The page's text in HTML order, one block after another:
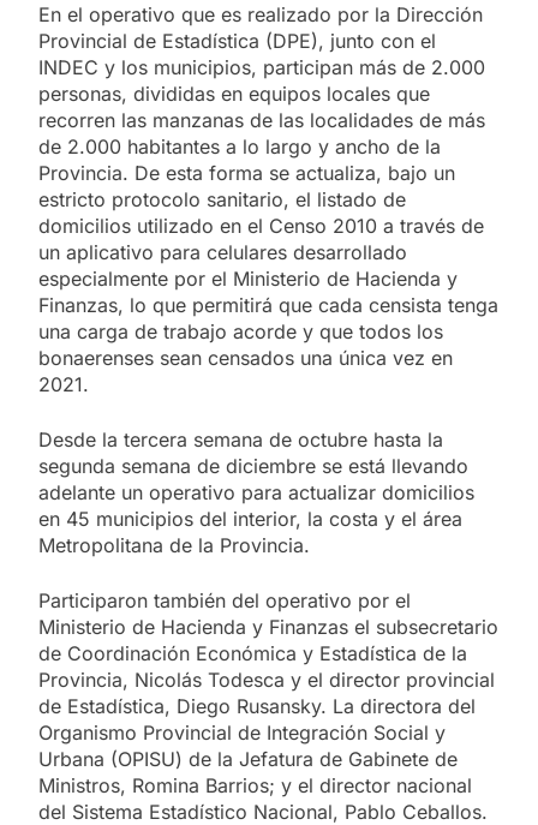
En el operativo que es realizado por la Dirección
Provincial de Estadística (DPE), junto con el
INDEC y los municipios, participan más de 2.000
personas, divididas en equipos locales que
recorren las manzanas de las localidades de más
de 2.000 habitantes a lo largo y ancho de la
Provincia. De esta forma se actualiza, bajo un
estricto protocolo sanitario, el listado de
domicilios utilizado en el Censo 2010 a través de
un aplicativo para celulares desarrollado
especialmente por el Ministerio de Hacienda y
Finanzas, lo que permitirá que cada censista tenga
una carga de trabajo acorde y que todos los
bonaerenses sean censados una única vez en
2021.
Desde la tercera semana de octubre hasta la
segunda semana de diciembre se está llevando
adelante un operativo para actualizar domicilios
en 45 municipios del interior, la costa y el área
Metropolitana de la Provincia.
Participaron también del operativo por el
Ministerio de Hacienda y Finanzas el subsecretario
de Coordinación Económica y Estadística de la
Provincia, Nicolás Todesca y el director provincial
de Estadística, Diego Rusansky. La directora del
Organismo Provincial de Integración Social y
Urbana (OPISU) de la Jefatura de Gabinete de
Ministros, Romina Barrios; y el director nacional
del Sistema Estadístico Nacional, Pablo Ceballos.